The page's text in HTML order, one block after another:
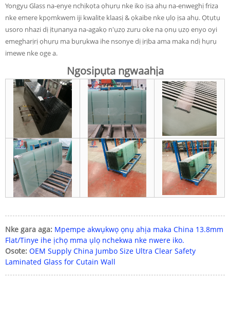
Yongyu Glass na-enye nchịkọta ọhụrụ nke iko ịsa ahụ na-enweghị friza
nke emere kpọmkwem iji kwalite klaasị & ọkaibe nke ụlọ ịsa ahụ. Ọtụtụ
usoro nhazi dị ịtụnanya na-agakọ n'ụzọ zuru oke na ọnụ ụzọ enyo oyi
emegharịrị ọhụrụ ma bụrụkwa ihe nsonye dị ịrịba ama maka ndị hụrụ
imewe nke oge a.
Ngosipụta ngwaahịa
Nke gara aga: Mpempe akwụkwọ ọnụ ahịa maka China 13.8mm
Flat/Tinye ihe ịchọ mma ụlọ nchekwa nke nwere iko.
Osote: OEM Supply China Jumbo Size Ultra Clear Safety
Laminated Glass for Cutain Wall